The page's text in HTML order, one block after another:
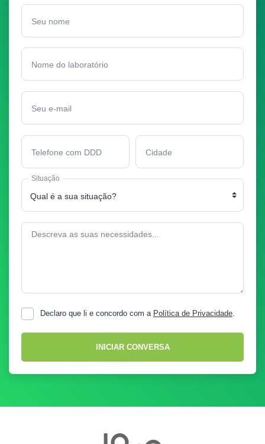
Seu nome
Nome do laboratório
Seu e-mail
Telefone com DDD Cidade
Situação
Descreva as suas necessidades...
Declaro que li e concordo com a Política de Privacidade.
INICIAR CONVERSA